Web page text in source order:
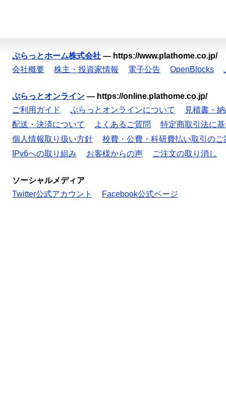
ぷらっとホーム株式会社 — https://www.plathome.co.jp/
会社概要
株主・投資家情報 電子公告 OpenBlocks
ぷらっとオンライン — https://online.plathome.co.jp/
ご利用ガイド
ぷらっとオンラインについて
見積書・
配送・決済について
よくあるご質問
特定商取引法に
個人情報取り扱い方針
校費・公費・科研費払い取引のご
IPv6への取り組み
お客様からの声 ご注文の取り消し
ソーシャルメディア
Twitter公式アカウント
Facebook公式ページ